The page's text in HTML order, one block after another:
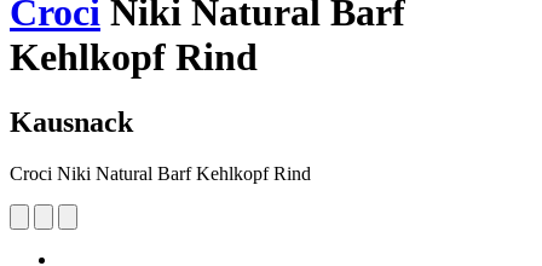
Croci Niki Natural Barf
Kehlkopf Rind
Kausnack
Croci Niki Natural Barf Kehlkopf Rind